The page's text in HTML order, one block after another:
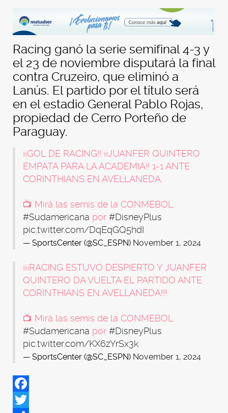
Racing ganó la serie semifinal 4-3 y
el 23 de noviembre disputará la final
contra Cruzeiro, que eliminó a
Lanús. El partido por el título será
en el estadio General Pablo Rojas,
propiedad de Cerro Porteño de
Paraguay.
¡¡GOL DE RACING!! ¡¡JUANFER QUINTERO
EMPATA PARA LA ACADEMIA!! 1-1 ANTE
CORINTHIANS EN AVELLANEDA.
📺 Mirá las semis de la CONMEBOL
#Sudamericana por #DisneyPlus
pic.twitter.com/DqEqGQ5hdI
— SportsCenter (@SC_ESPN) November 1, 2024
¡¡¡RACING ESTUVO DESPIERTO Y JUANFER
QUINTERO DA VUELTA EL PARTIDO ANTE
CORINTHIANS EN AVELLANEDA!!!
📺 Mirá las semis de la CONMEBOL
#Sudamericana por #DisneyPlus
pic.twitter.com/KX6zYrSx3k
— SportsCenter (@SC_ESPN) November 1, 2024
Facebook